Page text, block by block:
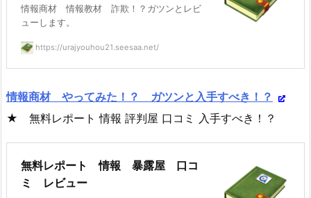
情報商材 情報教材 詐欺！？ガツンとレビ
ューします。
https://urajyouhou21.seesaa.net/
情報商材 やってみた！？ ガツンと入手すべき！？
★ 無料レポート 情報 評判屋 口コミ 入手すべき！？
無料レポート 情報 暴露屋 口コ
ミ レビュー